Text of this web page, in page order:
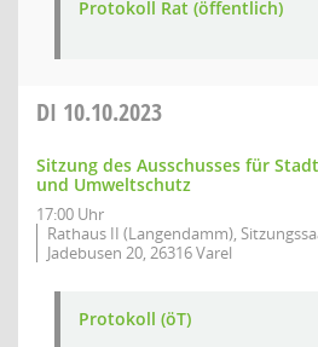
Protokoll Rat (öffentlich)
DI 10.10.2023
Sitzung des Ausschusses für
und Umweltschutz
17:00 Uhr
Rathaus II (Langendamm),
Jadebusen 20, 26316 Varel
Protokoll (öT)